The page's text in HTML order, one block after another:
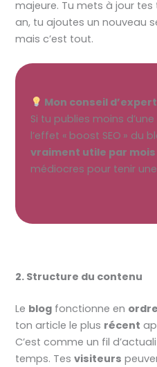
majeure. Tu mets à jour
an, tu ajoutes un nouveau
mais c’est tout.
Mon conseil
Si tu publies moins
l’effet « boost SEO » du
vraiment utile par mois
médiocres pour tenir
2. Structure du contenu
Le blog fonctionne en
ton article le plus récent
C’est comme un fil
temps. Tesvisiteurs